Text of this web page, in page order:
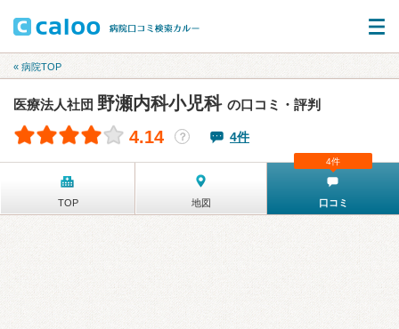
« 病院TOP
医療法人社団 野瀬内科小児科 の口コミ・評判
4.14 ？ 4件
TOP 地図 口コミ
4件